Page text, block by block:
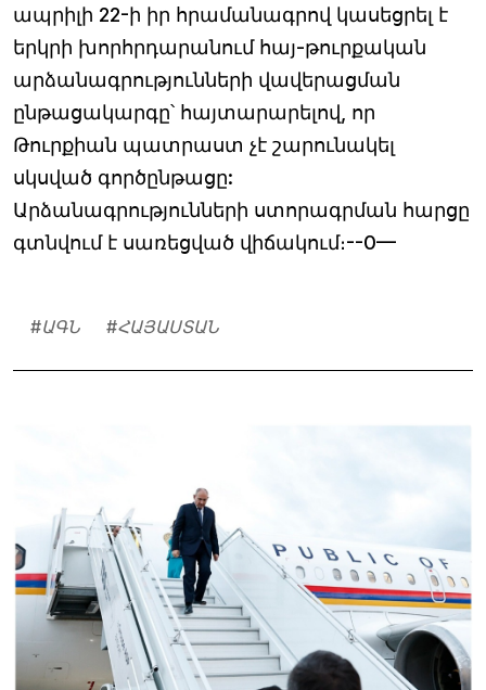
ապրիլի 22-ի իր հրամանագրով կասեցրել է
երկրի խորհրդարանում հայ-թուրքական
արձանագրությունների վավերացման
ընթացակարգը՝ հայտարարելով, որ
Թուրքիան պատրաստ չէ շարունակել
սկսված գործընթացը:
Արձանագրությունների ստորագրման հարցը
գտնվում է սառեցված վիճակում։--0—
#ԱԳՆ #ՀԱՅԱՍՏԱՆ